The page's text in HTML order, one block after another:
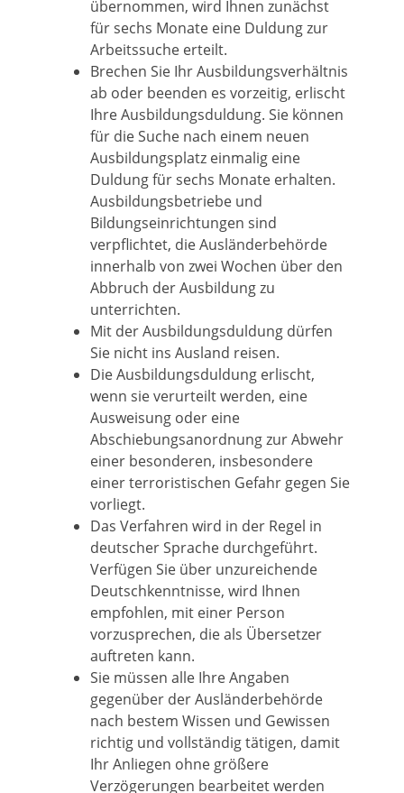
übernommen, wird Ihnen zunächst
für sechs Monate eine Duldung zur
Arbeitssuche erteilt.
Brechen Sie Ihr Ausbildungsverhältnis
ab oder beenden es vorzeitig, erlischt
Ihre Ausbildungsduldung. Sie können
für die Suche nach einem neuen
Ausbildungsplatz einmalig eine
Duldung für sechs Monate erhalten.
Ausbildungsbetriebe und
Bildungseinrichtungen sind
verpflichtet, die Ausländerbehörde
innerhalb von zwei Wochen über den
Abbruch der Ausbildung zu
unterrichten.
Mit der Ausbildungsduldung dürfen
Sie nicht ins Ausland reisen.
Die Ausbildungsduldung erlischt,
wenn sie verurteilt werden, eine
Ausweisung oder eine
Abschiebungsanordnung zur Abwehr
einer besonderen, insbesondere
einer terroristischen Gefahr gegen Sie
vorliegt.
Das Verfahren wird in der Regel in
deutscher Sprache durchgeführt.
Verfügen Sie über unzureichende
Deutschkenntnisse, wird Ihnen
empfohlen, mit einer Person
vorzusprechen, die als Übersetzer
auftreten kann.
Sie müssen alle Ihre Angaben
gegenüber der Ausländerbehörde
nach bestem Wissen und Gewissen
richtig und vollständig tätigen, damit
Ihr Anliegen ohne größere
Verzögerungen bearbeitet werden